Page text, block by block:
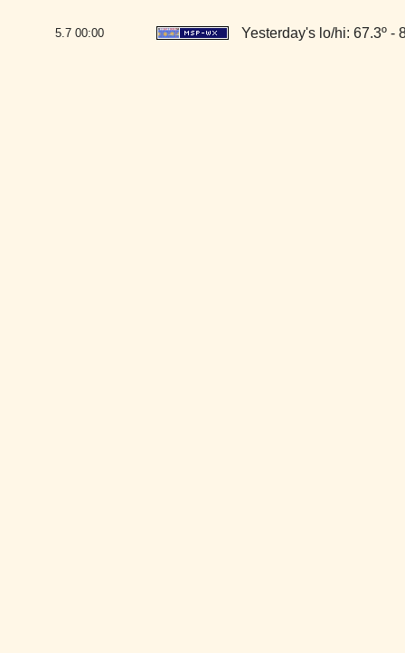
5.7 00:00 Yesterday's lo/hi: 67.3º -